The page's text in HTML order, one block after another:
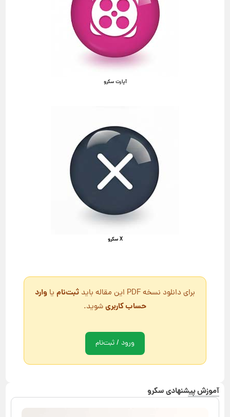
آپارت سکرو
X سکرو
برای دانلود نسخه PDF این مقاله باید ثبت‌نام یا وارد
حساب کاربریشوید.
ورود / ثبت‌نام
آموزش پیشنهادی سکرو